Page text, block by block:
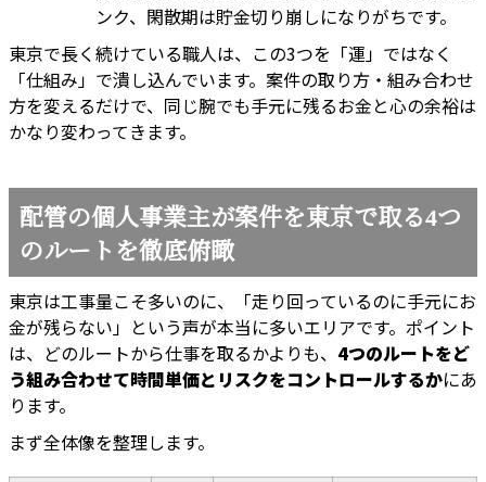
ンク、閑散期は貯金切り崩しになりがちです。
東京で長く続けている職人は、この3つを「運」ではなく
「仕組み」で潰し込んでいます。案件の取り方・組み合わせ
方を変えるだけで、同じ腕でも手元に残るお金と心の余裕は
かなり変わってきます。
配管の個人事業主が案件を東京で取る4つ
のルートを徹底俯瞰
東京は工事量こそ多いのに、「走り回っているのに手元にお
金が残らない」という声が本当に多いエリアです。ポイント
は、どのルートから仕事を取るかよりも、 4つのルートをど
う組み合わせて時間単価とリスクをコントロールするかにあ
ります。
まず全体像を整理します。